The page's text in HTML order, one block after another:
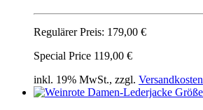
Regulärer Preis: 179,00 €
Special Price 119,00 €
inkl. 19% MwSt., zzgl. Versandkosten